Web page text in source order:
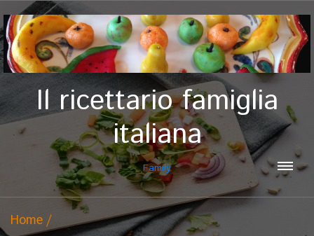
Il ricettario famiglia
italiana
Family
Home